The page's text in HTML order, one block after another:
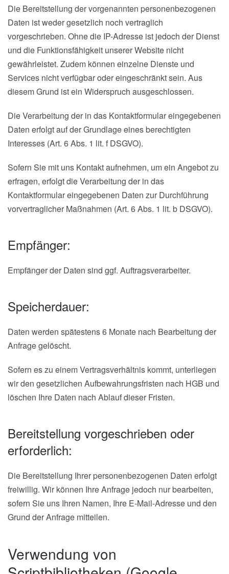
Die Bereitstellung der vorgenannten personenbezogenen
Daten ist weder gesetzlich noch vertraglich
vorgeschrieben. Ohne die IP-Adresse ist jedoch der Dienst
und die Funktionsfähigkeit unserer Website nicht
gewährleistet. Zudem können einzelne Dienste und
Services nicht verfügbar oder eingeschränkt sein. Aus
diesem Grund ist ein Widerspruch ausgeschlossen.
Die Verarbeitung der in das Kontaktformular eingegebenen
Daten erfolgt auf der Grundlage eines berechtigten
Interesses (Art. 6 Abs. 1 lit. f DSGVO).
Sofern Sie mit uns Kontakt aufnehmen, um ein Angebot zu
erfragen, erfolgt die Verarbeitung der in das
Kontaktformular eingegebenen Daten zur Durchführung
vorvertraglicher Maßnahmen (Art. 6 Abs. 1 lit. b DSGVO).
Empfänger:
Empfänger der Daten sind ggf. Auftragsverarbeiter.
Speicherdauer:
Daten werden spätestens 6 Monate nach Bearbeitung der
Anfrage gelöscht.
Sofern es zu einem Vertragsverhältnis kommt, unterliegen
wir den gesetzlichen Aufbewahrungsfristen nach HGB und
löschen Ihre Daten nach Ablauf dieser Fristen.
Bereitstellung vorgeschrieben oder
erforderlich:
Die Bereitstellung Ihrer personenbezogenen Daten erfolgt
freiwillig. Wir können Ihre Anfrage jedoch nur bearbeiten,
sofern Sie uns Ihren Namen, Ihre E-Mail-Adresse und den
Grund der Anfrage mitteilen.
Verwendung von